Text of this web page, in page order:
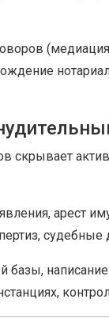
скрывает
арест
судебные
базы,